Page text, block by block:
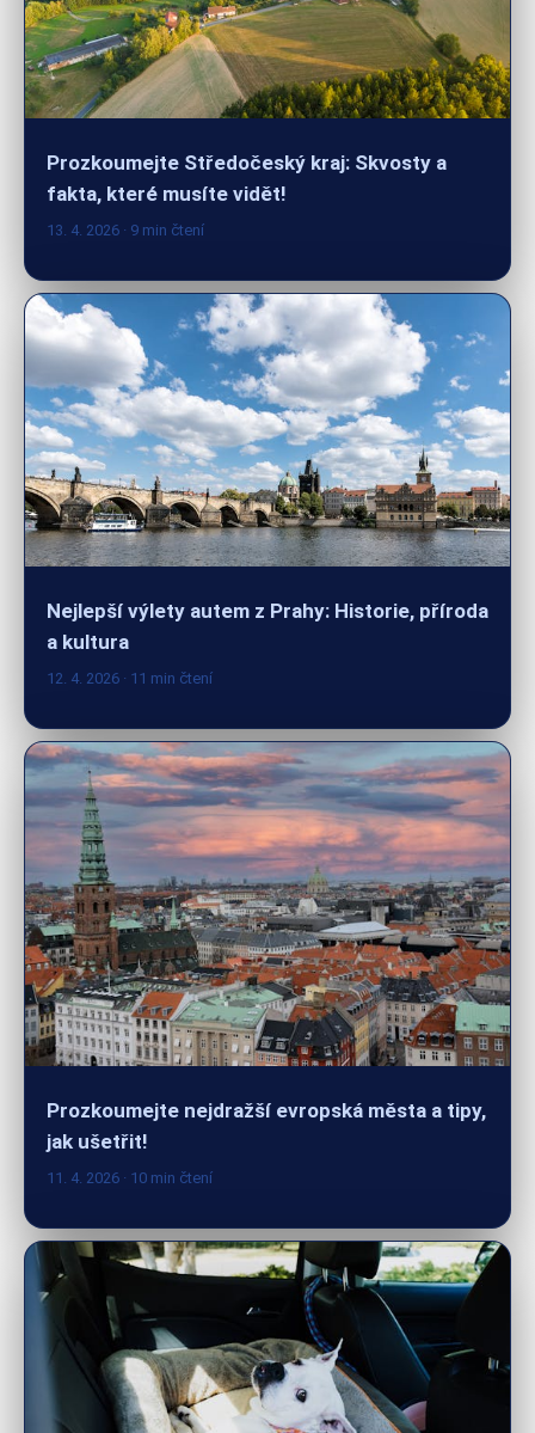
Prozkoumejte Středočeský kraj: Skvosty a
13. 4. 2026· 9 min čtení
Nejlepší výlety autem z Prahy: Historie, příroda
12. 4. 2026 · 11 min čtení
Prozkoumejte nejdražší evropská města a tipy,
11. 4. 2026· 10 min čtení